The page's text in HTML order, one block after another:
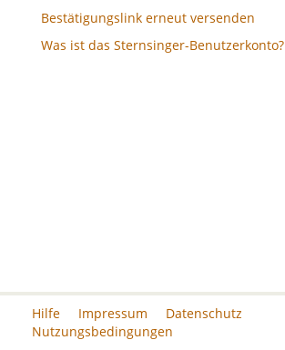
Bestätigungslink erneut versenden
Was ist das Sternsinger-Benutzerkonto?
Hilfe Impressum
Datenschutz
Nutzungsbedingungen